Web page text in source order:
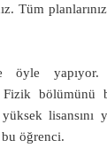
Tüm
öyle yapıyor.
Fizik bölümünü
öğrenci.